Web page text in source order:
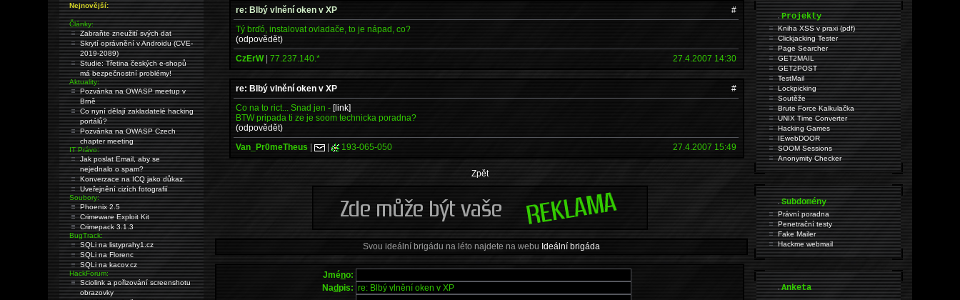
re: Blbý vlnění oken v XP
#
Tý brďó, instalovat ovladače, to je nápad, co?
(odpovědět)
CzErW|77.237.140.* 27.4.2007 14:30
re: Blbý vlnění oken v XP
#
Co na to rict... Snad jen -[link]
BTW pripada ti ze je soom technicka poradna?
(odpovědět)
Van_Pr0meTheus | | 193-065-050 27.4.2007 15:49
Zpět
Svou ideální brigádu na léto najdete na webu Ideální brigáda
Jméno:
Nadpis:
Nejnovější:
Články:
Zabraňte zneužití svých dat
Skrytí oprávnění v Androidu (CVE-
2019-2089)
Studie: Třetina českých e-shopů
má bezpečnostní problémy!
Aktuality:
Pozvánka na OWASP meetup v
Brně
Co nyní dělají zakladatelé hacking
portálů?
Pozvánka na OWASP Czech
chapter meeting
IT Právo:
Jak poslat Email, aby se
nejednalo o spam?
Konverzace na ICQ jako důkaz.
Uveřejnění cizích fotografií
Soubory:
Phoenix 2.5
Crimeware Exploit Kit
Crimepack 3.1.3
BugTrack:
SQLi na listyprahy1.cz
SQLi na Florenc
SQLi na kacov.cz
HackForum:
Sciolink a pořizování screenshotu
obrazovky
.Projekty
Kniha XSS v praxi (pdf)
Clickjacking Tester
Page Searcher
GET2MAIL
GET2POST
TestMail
Lockpicking
Soutěže
Brute Force Kalkulačka
UNIX Time Converter
Hacking Games
IEwebDOOR
SOOM Sessions
Anonymity Checker
.Subdomény
Právní poradna
Penetrační testy
Fake Mailer
Hackme webmail
.Anketa